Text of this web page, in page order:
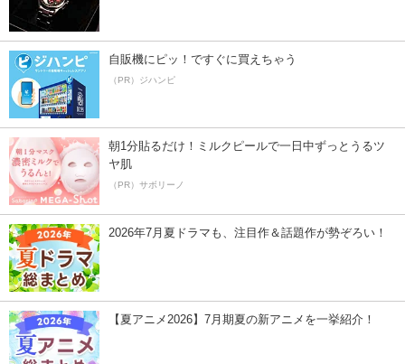
自販機にピッ！ですぐに買えちゃう
（PR）ジハンピ
朝1分貼るだけ！ミルクピールで一日中ずっとうるツ
ヤ肌
（PR）サボリーノ
2026年7月夏ドラマも、注目作＆話題作が勢ぞろい！
【夏アニメ2026】7月期夏の新アニメを一挙紹介！